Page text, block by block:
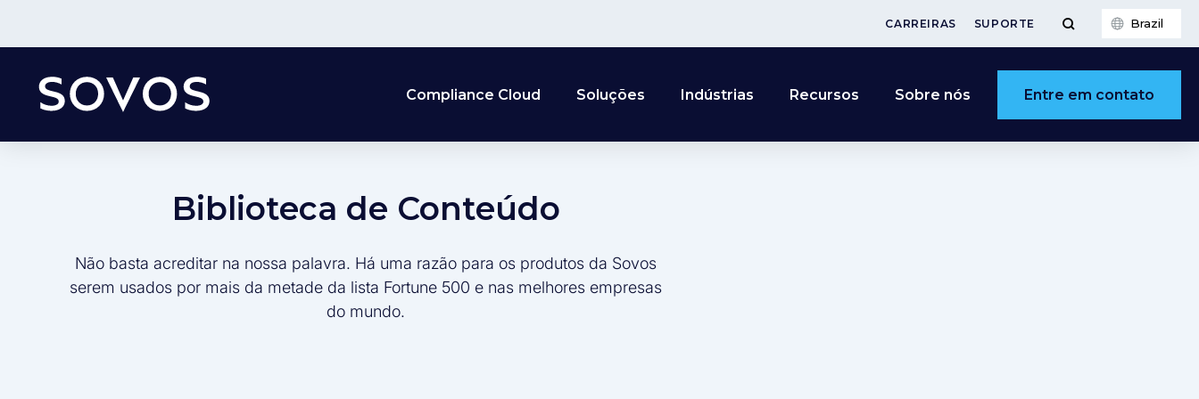
CARREIRAS SUPORTE Brazil
Compliance Cloud Soluções Indústrias Recursos Sobre nós Entre em contato
Biblioteca de Conteúdo
Não basta acreditar na nossa palavra. Há uma razão para os produtos da Sovos
serem usados por mais da metade da lista Fortune 500 e nas melhores empresas
do mundo.